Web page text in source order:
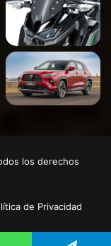
los derechos
de Privacidad